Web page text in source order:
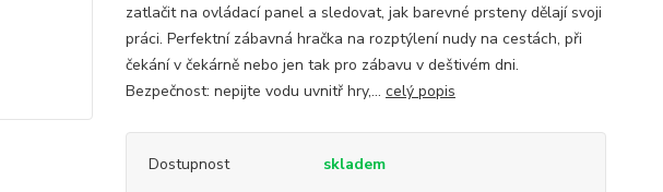
zatlačit na ovládací panel a sledovat, jak barevné prsteny dělají svoji
práci. Perfektní zábavná hračka na rozptýlení nudy na cestách, při
čekání v čekárně nebo jen tak pro zábavu v deštivém dni.
Bezpečnost: nepijte vodu uvnitř hry,... celý popis
Dostupnost skladem